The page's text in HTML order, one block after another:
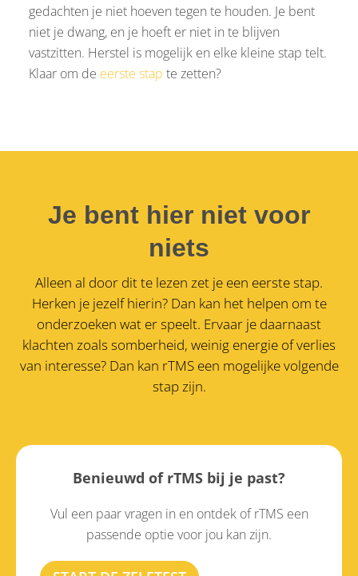
gedachten je niet hoeven tegen te houden. Je bent
niet je dwang, en je hoeft er niet in te blijven
vastzitten. Herstel is mogelijk en elke kleine stap telt.
Klaar om de eerste stap te zetten?
Je bent hier niet voor
niets
Alleen al door dit te lezen zet je een eerste stap.
Herken je jezelf hierin? Dan kan het helpen om te
onderzoeken wat er speelt. Ervaar je daarnaast
klachten zoals somberheid, weinig energie of verlies
van interesse? Dan kan rTMS een mogelijke volgende
stap zijn.
Benieuwd of rTMS bij je past?
Vul een paar vragen in en ontdek of rTMS een
passende optie voor jou kan zijn.